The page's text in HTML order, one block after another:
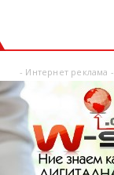
- Интернет реклама -